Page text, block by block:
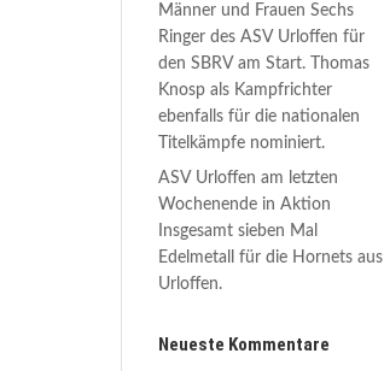
Männer und Frauen Sechs
Ringer des ASV Urloffen für
den SBRV am Start. Thomas
Knosp als Kampfrichter
ebenfalls für die nationalen
Titelkämpfe nominiert.
ASV Urloffen am letzten
Wochenende in Aktion
Insgesamt sieben Mal
Edelmetall für die Hornets aus
Urloffen.
Neueste Kommentare